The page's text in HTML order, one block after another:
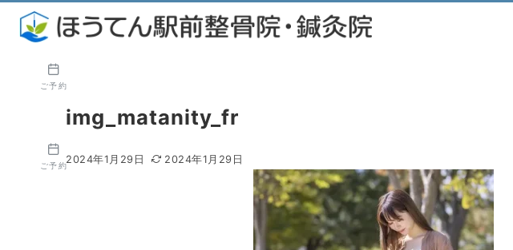
ご予約
ご予約
img_matanity_fr
2024年1月29日 2024年1月29日